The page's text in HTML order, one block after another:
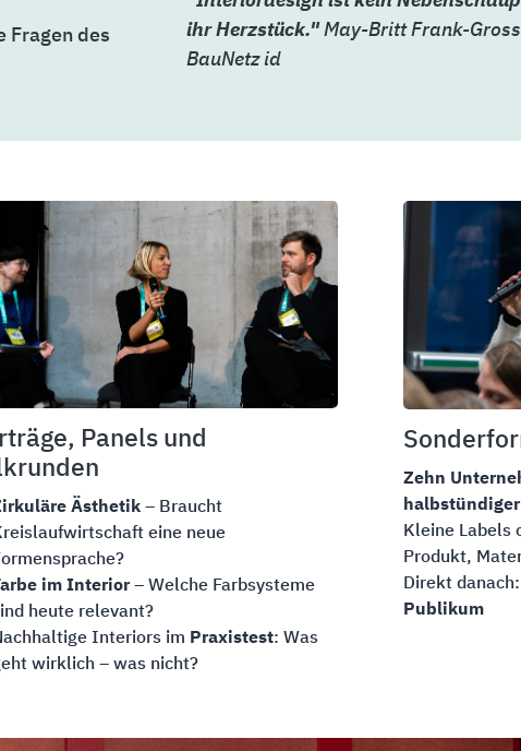
Fragen des
ihr Herzstück." May-Britt Frank-
BauNetz id
Panels und
Ästhetik – Braucht
eine neue
im Interior– Welche Farbsysteme
heute relevant?
Interiors im Praxistest: Was
wirklich – was nicht?
Zehn
Kleine Labels
Produkt,
Direkt danach:
Publikum